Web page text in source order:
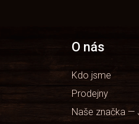
O nás
Kdo jsme
Prodejny
Naše značka —